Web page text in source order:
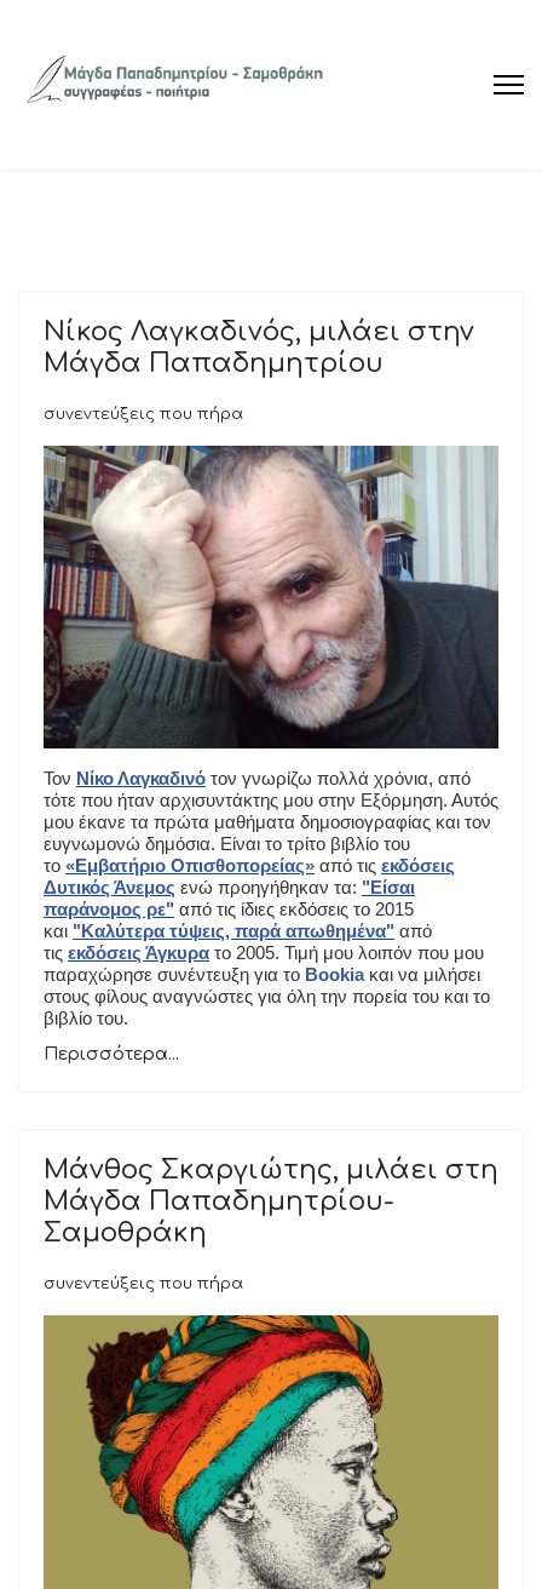
Νίκος Λαγκαδινός, μιλάει στην
Μάγδα Παπαδημητρίου
συνεντεύξεις που πήρα
Τον Νίκο Λαγκαδινό τον γνωρίζω πολλά χρόνια, από
τότε που ήταν αρχισυντάκτης μου στην Εξόρμηση. Αυτός
μου έκανε τα πρώτα μαθήματα δημοσιογραφίας και τον
ευγνωμονώ δημόσια. Είναι το τρίτο βιβλίο του
το «Εμβατήριο Οπισθοπορείας» από τις εκδόσεις
Δυτικός Άνεμος ενώ προηγήθηκαν τα: "Είσαι
παράνομος ρε" από τις ίδιες εκδόσεις το 2015
και "Καλύτερα τύψεις, παρά απωθημένα" από
τις εκδόσεις Άγκυρα το 2005. Τιμή μου λοιπόν που μου
παραχώρησε συνέντευξη για το Bookiaκαι να μιλήσει
στους φίλους αναγνώστες για όλη την πορεία του και το
βιβλίο του.
Περισσότερα...
Μάνθος Σκαργιώτης, μιλάει στη
Μάγδα Παπαδημητρίου-
Σαμοθράκη
συνεντεύξεις που πήρα